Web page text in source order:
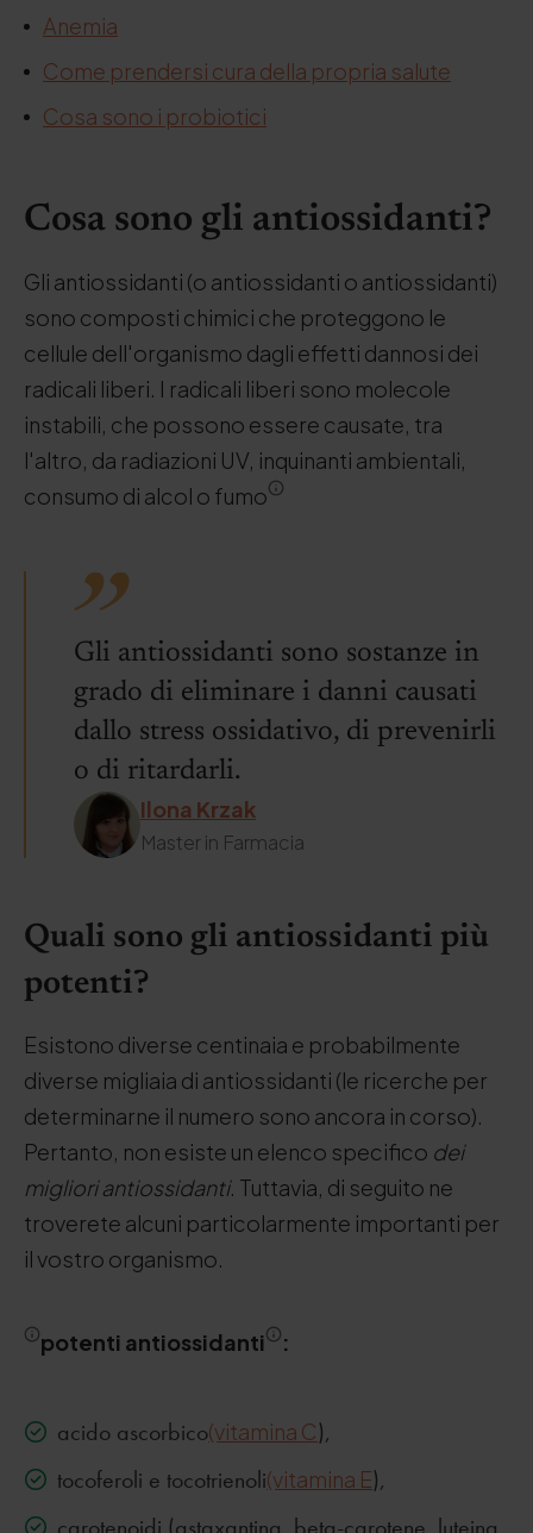
Anemia
Come prendersi cura della propria salute
Cosa sono i probiotici
Cosa sono gli antiossidanti?
Gli antiossidanti (o antiossidanti o antiossidanti)
sono composti chimici che proteggono le
cellule dell'organismo dagli effetti dannosi dei
radicali liberi. I radicali liberi sono molecole
instabili, che possono essere causate, tra
l'altro, da radiazioni UV, inquinanti ambientali,
consumo di alcol o fumo
Gli antiossidanti sono sostanze in
grado di eliminare i danni causati
dallo stress ossidativo, di prevenirli
o di ritardarli.
Ilona Krzak
Master in Farmacia
Quali sono gli antiossidanti più
potenti?
Esistono diverse centinaia e probabilmente
diverse migliaia di antiossidanti (le ricerche per
determinarne il numero sono ancora in corso).
Pertanto, non esiste un elenco specifico dei
migliori antiossidanti. Tuttavia, di seguito ne
troverete alcuni particolarmente importanti per
il vostro organismo.
potenti antiossidanti :
acido ascorbico(vitamina C),
tocoferoli e tocotrienoli(vitamina E),
carotenoidi (astaxantina, beta-carotene, luteina,